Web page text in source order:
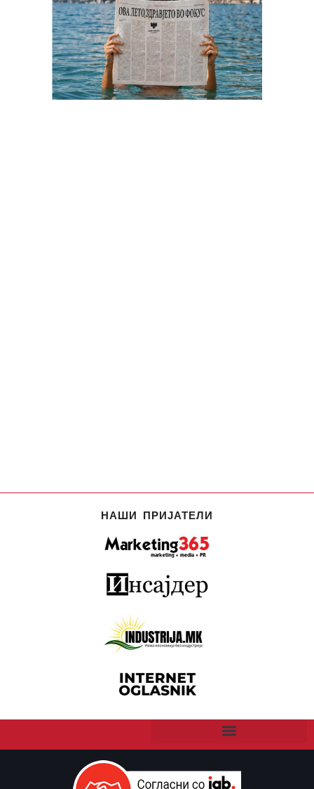
НАШИ ПРИЈАТЕЛИ